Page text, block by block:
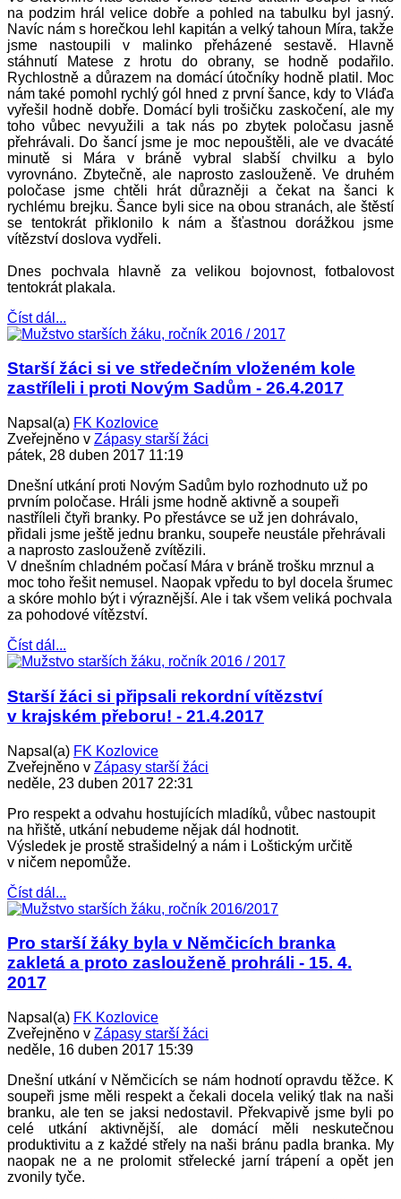
na podzim hrál velice dobře a pohled na tabulku byl jasný.
Navíc nám s horečkou lehl kapitán a velký tahoun Míra, takže
jsme nastoupili v malinko přeházené sestavě. Hlavně
stáhnutí Matese z hrotu do obrany, se hodně podařilo.
Rychlostně a důrazem na domácí útočníky hodně platil. Moc
nám také pomohl rychlý gól hned z první šance, kdy to Vláďa
vyřešil hodně dobře. Domácí byli trošičku zaskočení, ale my
toho vůbec nevyužili a tak nás po zbytek poločasu jasně
přehrávali. Do šancí jsme je moc nepouštěli, ale ve dvacáté
minutě si Mára v bráně vybral slabší chvilku a bylo
vyrovnáno. Zbytečně, ale naprosto zaslouženě. Ve druhém
poločase jsme chtěli hrát důrazněji a čekat na šanci k
rychlému brejku. Šance byli sice na obou stranách, ale štěstí
se tentokrát přiklonilo k nám a šťastnou dorážkou jsme
vítězství doslova vydřeli.
Dnes pochvala hlavně za velikou bojovnost, fotbalovost
tentokrát plakala.
Číst dál...
Starší žáci si ve středečním vloženém kole
zastříleli i proti Novým Sadům - 26.4.2017
Napsal(a) FK Kozlovice
Zveřejněno v Zápasy starší žáci
pátek, 28 duben 2017 11:19
Dnešní utkání proti Novým Sadům bylo rozhodnuto už po
prvním poločase. Hráli jsme hodně aktivně a soupeři
nastříleli čtyři branky. Po přestávce se už jen dohrávalo,
přidali jsme ještě jednu branku, soupeře neustále přehrávali
a naprosto zaslouženě zvítězili.
V dnešním chladném počasí Mára v bráně trošku mrznul a
moc toho řešit nemusel. Naopak vpředu to byl docela šrumec
a skóre mohlo být i výraznější. Ale i tak všem veliká pochvala
za pohodové vítězství.
Číst dál...
Starší žáci si připsali rekordní vítězství
v krajském přeboru! - 21.4.2017
Napsal(a) FK Kozlovice
Zveřejněno v Zápasy starší žáci
neděle, 23 duben 2017 22:31
Pro respekt a odvahu hostujících mladíků, vůbec nastoupit
na hřiště, utkání nebudeme nějak dál hodnotit.
Výsledek je prostě strašidelný a nám i Loštickým určitě
v ničem nepomůže.
Číst dál...
Pro starší žáky byla v Němčicích branka
zakletá a proto zaslouženě prohráli - 15. 4.
2017
Napsal(a) FK Kozlovice
Zveřejněno v Zápasy starší žáci
neděle, 16 duben 2017 15:39
Dnešní utkání v Němčicích se nám hodnotí opravdu těžce. K
soupeři jsme měli respekt a čekali docela veliký tlak na naši
branku, ale ten se jaksi nedostavil. Překvapivě jsme byli po
celé utkání aktivnější, ale domácí měli neskutečnou
produktivitu a z každé střely na naši bránu padla branka. My
naopak ne a ne prolomit střelecké jarní trápení a opět jen
zvonily tyče.